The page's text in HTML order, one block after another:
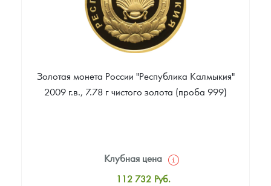
Золотая монета России "Республика Калмыкия"
2009 г.в., 7.78 г чистого золота (проба 999)
Клубная цена
112 732 Руб.